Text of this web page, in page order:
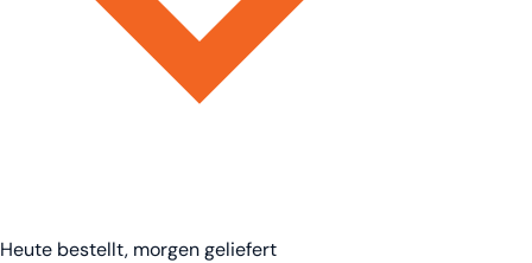
Heute bestellt, morgen geliefert